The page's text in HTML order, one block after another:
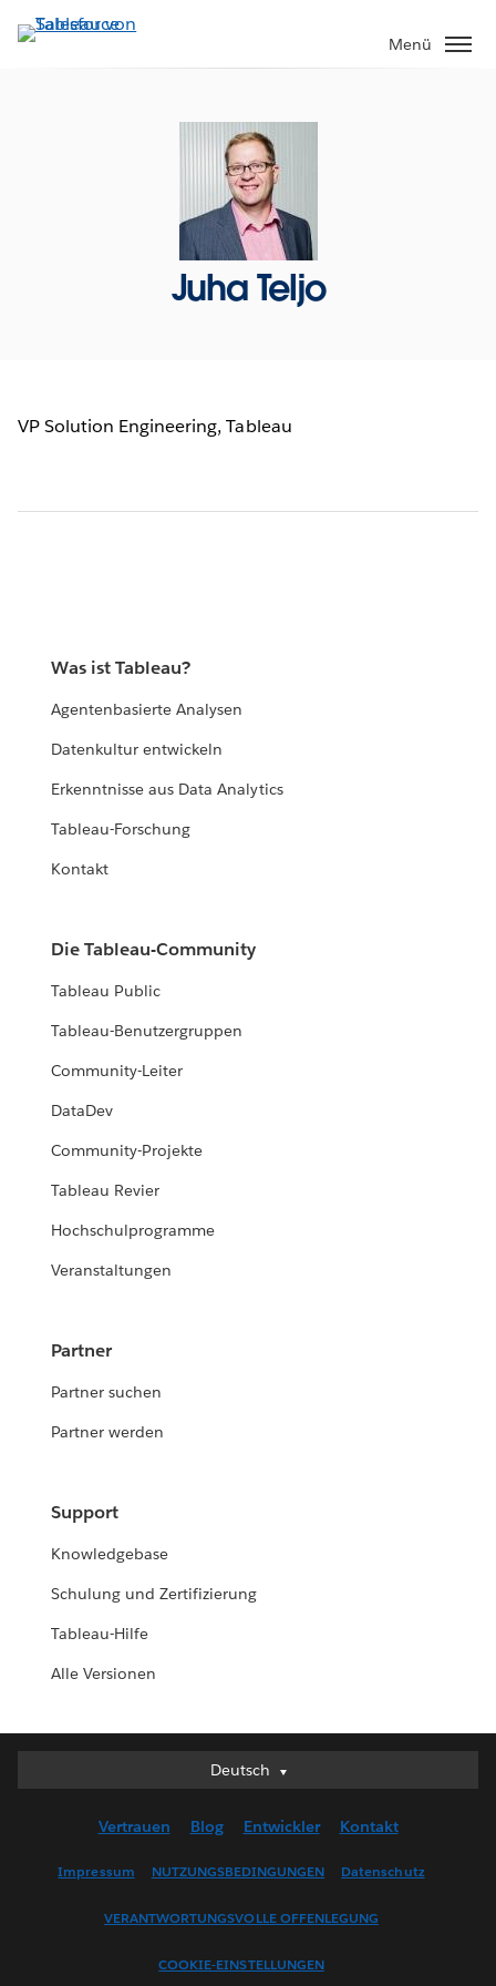
Direkt
zum
Menü
Juha Teljo
VP Solution Engineering, Tableau
Was ist Tableau?
Agentenbasierte Analysen
Datenkultur entwickeln
Erkenntnisse aus Data Analytics
Tableau-Forschung
Kontakt
Die Tableau-Community
Tableau Public
Tableau-Benutzergruppen
Community-Leiter
DataDev
Community-Projekte
Tableau Revier
Hochschulprogramme
Veranstaltungen
Partner
Partner suchen
Partner werden
Support
Knowledgebase
Schulung und Zertifizierung
Tableau-Hilfe
Alle Versionen
Deutsch
Deutsch
English (US)
Français (France)
Vertrauen Blog Entwickler Kontakt
Impressum NUTZUNGSBEDINGUNGEN Datenschutz
VERANTWORTUNGSVOLLE OFFENLEGUNG
COOKIE-EINSTELLUNGEN